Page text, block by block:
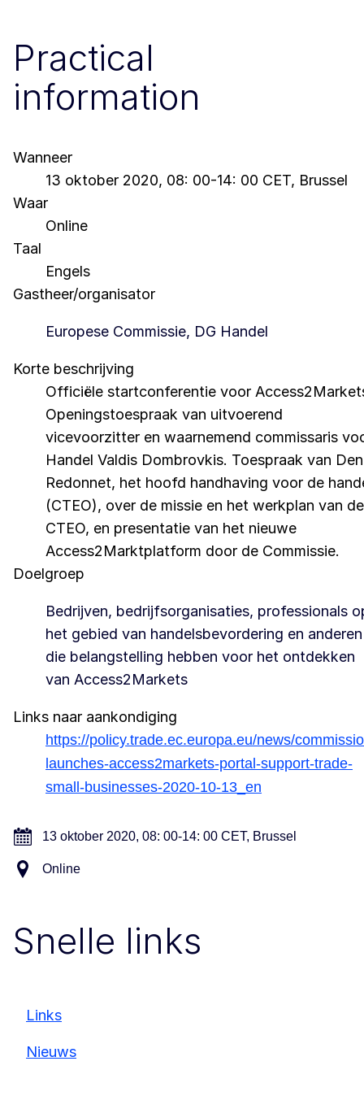
Practical
information
Wanneer
13 oktober 2020, 08: 00-14: 00 CET, Brussel
Waar
Online
Taal
Engels
Gastheer/organisator
Europese Commissie, DG Handel
Korte beschrijving
Officiële startconferentie voor
Openingstoespraak van uitvoerend
vicevoorzitter en waarnemend commissaris
Handel Valdis Dombrovkis. Toespraak van
Redonnet, het hoofd handhaving voor de
(CTEO), over de missie en het werkplan van de
CTEO, en presentatie van het nieuwe
Access2Marktplatform door de Commissie.
Doelgroep
Bedrijven, bedrijfsorganisaties, professionals
het gebied van handelsbevordering en anderen
die belangstelling hebben voor het ontdekken
van Access2Markets
Links naar aankondiging
https://policy.trade.ec.europa.eu/news/
launches-access2markets-portal-support-trade-
small-businesses-2020-10-13_en
13 oktober 2020, 08: 00-14: 00 CET, Brussel
Online
Snelle links
Links
Nieuws